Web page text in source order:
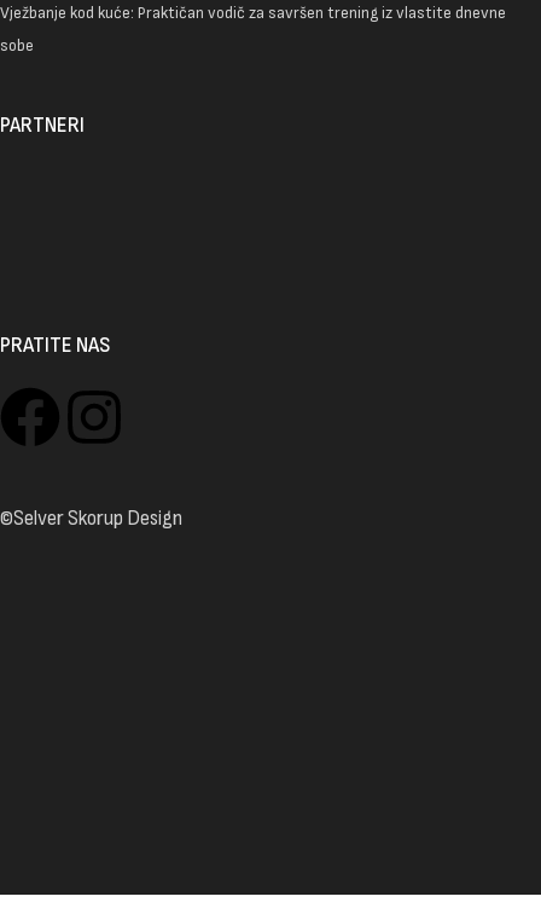
Vježbanje kod kuće: Praktičan vodič za savršen trening iz vlastite dnevne
sobe
PARTNERI
PRATITE NAS
©Selver Skorup Design